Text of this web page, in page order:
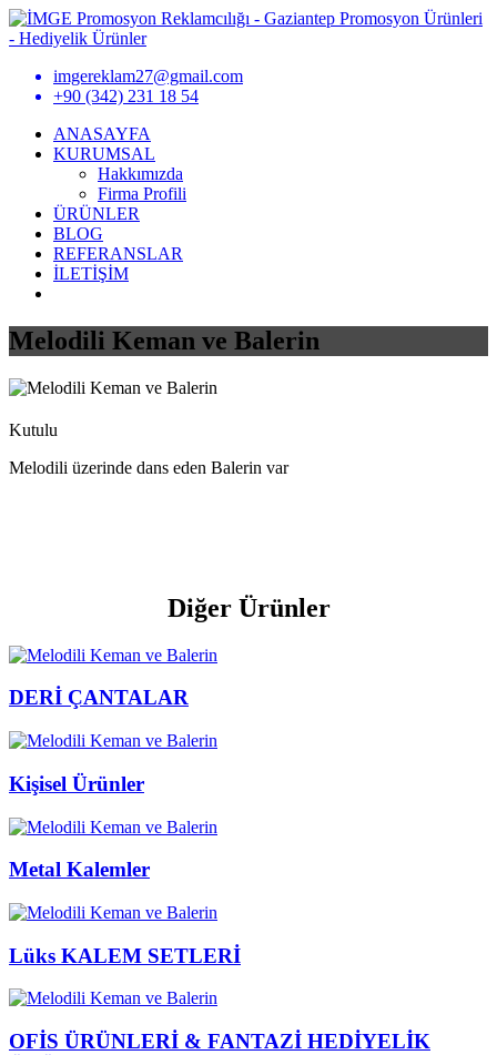
imgereklam27@gmail.com
+90 (342) 231 18 54
ANASAYFA
KURUMSAL
Hakkımızda
Firma Profili
ÜRÜNLER
BLOG
REFERANSLAR
İLETİŞİM
Melodili Keman ve Balerin
Kutulu
Melodili üzerinde dans eden Balerin var
Diğer Ürünler
DERİ ÇANTALAR
Kişisel Ürünler
Metal Kalemler
Lüks KALEM SETLERİ
OFİS ÜRÜNLERİ & FANTAZİ HEDİYELİK